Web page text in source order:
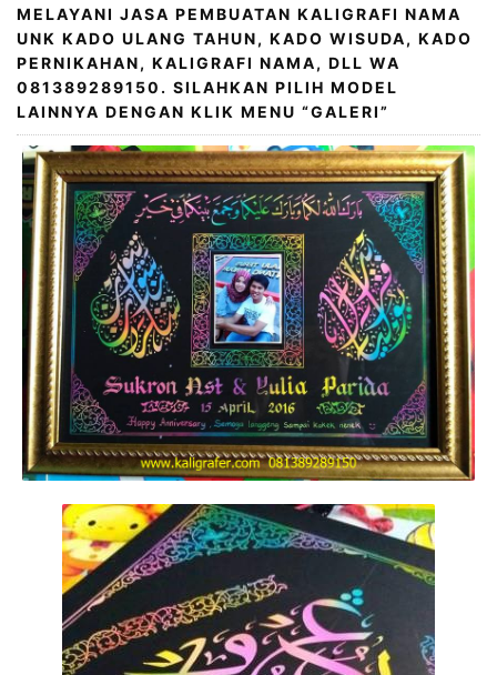
MELAYANI JASA PEMBUATAN KALIGRAFI NAMA
UNK KADO ULANG TAHUN, KADO WISUDA, KADO
PERNIKAHAN, KALIGRAFI NAMA, DLL WA
081389289150. SILAHKAN PILIH MODEL
LAINNYA DENGAN KLIK MENU “GALERI”